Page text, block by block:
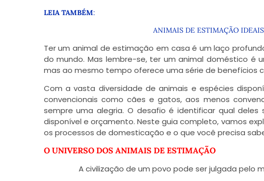
LEIA TAMBÉM:
ANIMAIS DE ESTIMAÇÃO
Ter um animal de estimação em casa é um laço
do mundo. Mas lembre-se, ter um animal doméstico é
mas ao mesmo tempo oferece uma série de benefícios
Com a vasta diversidade de animais e espécies
convencionais como cães e gatos, aos menos
sempre uma alegria. O desafio é identificar qual
disponível e orçamento. Neste guia completo, vamos
os processos de domesticação e o que você precisa
O UNIVERSO DOS ANIMAIS DE ESTIMAÇÃO
A civilização de um povo pode ser julgada pelo